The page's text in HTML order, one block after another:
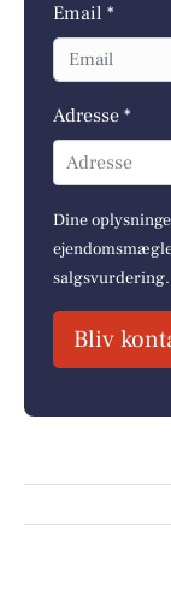
Email *
Adresse *
Adresse
Dine
salgsvurdering.
Bliv